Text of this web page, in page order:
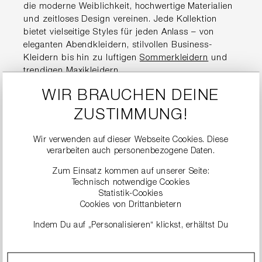
die moderne Weiblichkeit, hochwertige Materialien
und zeitloses Design vereinen. Jede Kollektion
bietet vielseitige Styles für jeden Anlass – von
eleganten Abendkleidern, stilvollen Business-
Kleidern bis hin zu luftigen Sommerkleidern und
trendigenMaxikleidern.
Hochwertige
Damenkleider für jeden
Anlass
Die Kleider von RIANI stehen für Premium-Qualität
und eine perfekte Passform. Ob im Alltag, im Büro,
für den Sommer oder zu besonderen Events –
Schnitte, edle Stoffe und liebevolle Details.
WIR BRAUCHEN DEINE
ZUSTIMMUNG!
Wir verwenden auf dieser Webseite Cookies. Diese
verarbeiten auch personenbezogene Daten.
Zum Einsatz kommen auf unserer Seite:
Technisch notwendige Cookies
Statistik-Cookies
Cookies von Drittanbietern
Indem Du auf „Personalisieren“ klickst, erhältst Du